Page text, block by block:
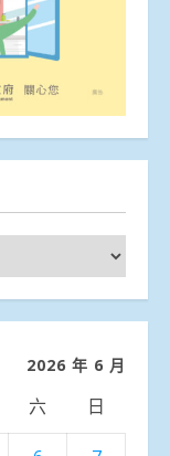
2026 年 6 月
六 日